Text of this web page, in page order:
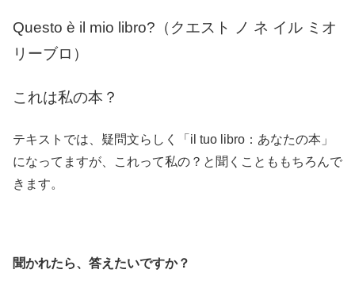
Questo è il mio libro?（クエスト ノ ネ イル ミオ
リーブロ）
これは私の本？
テキストでは、疑問文らしく「il tuo libro：あなたの本」
になってますが、これって私の？と聞くことももちろんで
きます。
聞かれたら、答えたいですか？